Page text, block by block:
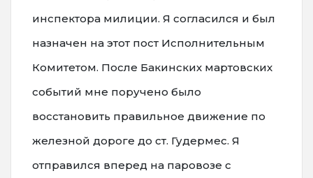
инспектора милиции. Я согласился и был
назначен на этот пост Исполнительным
Комитетом. После Бакинских мартовских
событий мне поручено было
восстановить правильное движение по
железной дороге до ст. Гудермес. Я
отправился вперед на паровозе с